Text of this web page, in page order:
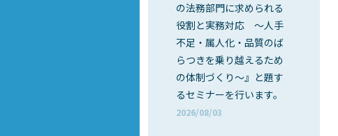
の法務部門に求められる
役割と実務対応 ～人手
不足・属人化・品質のば
らつきを乗り越えるため
の体制づくり～』と題す
るセミナーを行います。
2026/08/03